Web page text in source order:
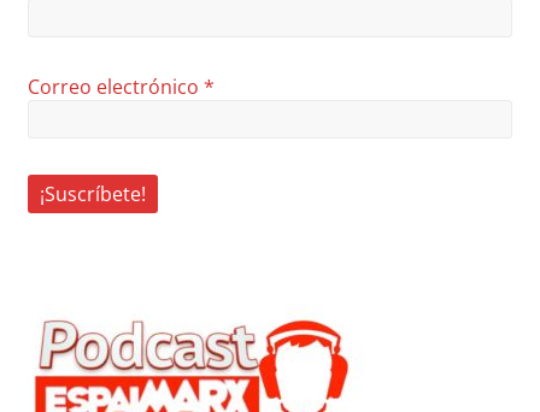
Correo electrónico*